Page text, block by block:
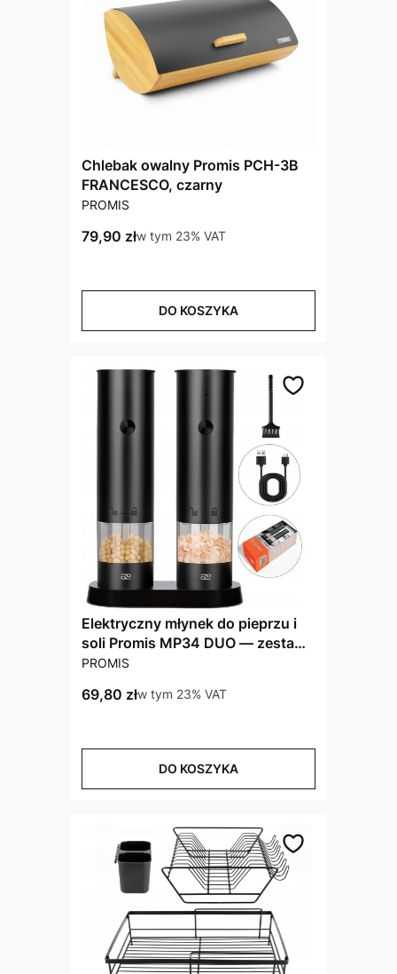
Chlebak owalny Promis PCH-3B
FRANCESCO, czarny
PRODUCENT
PROMIS
Cena brutto
79,90 złw tym %s VAT
w tym 23% VAT
DO KOSZYKA
Elektryczny młynek do pieprzu i
soli Promis MP34 DUO — zestaw
2 szt.
PRODUCENT
PROMIS
Cena brutto
69,80 złw tym %s VAT
w tym 23% VAT
DO KOSZYKA